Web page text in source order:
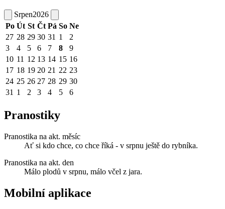
Srpen2026
Po Út St Čt Pá So Ne
27 28 29 30 31 1
2
3
4 5 6 7 8
9
10 11 12 13 14 15 16
17 18 19 20 21 22 23
24 25 26 27 28 29 30
31 1 2 3 4 5 6
Pranostiky
Pranostika na akt. měsíc
Ať si kdo chce, co chce říká - v srpnu ještě do rybníka.
Pranostika na akt. den
Málo plodů v srpnu, málo včel z jara.
Mobilní aplikace